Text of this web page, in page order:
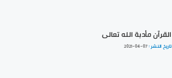
القرآن مأدبة الله تعالى
تاريخ النشر :2021-04-07